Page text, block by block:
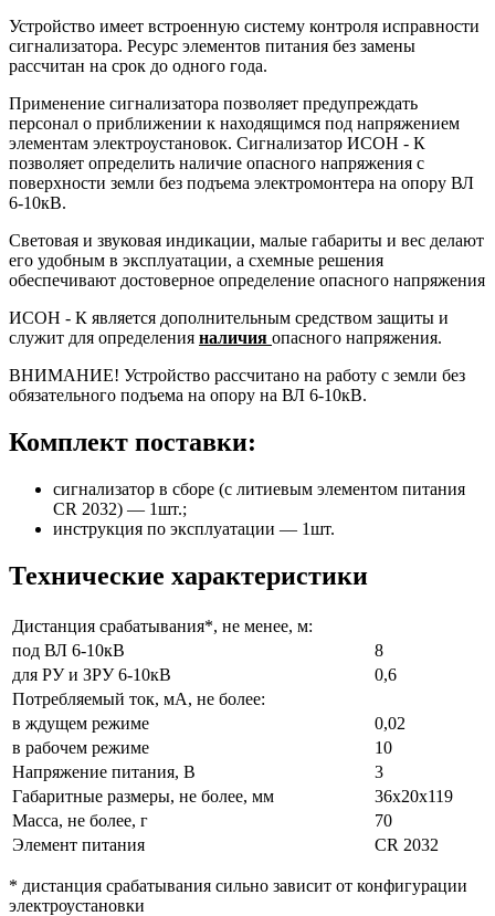
Устройство имеет встроенную систему контроля исправности
сигнализатора. Ресурс элементов питания без замены
рассчитан на срок до одного года.
Применение сигнализатора позволяет предупреждать
персонал о приближении к находящимся под напряжением
элементам электроустановок. Сигнализатор ИСОН - К
позволяет определить наличие опасного напряжения с
поверхности земли без подъема электромонтера на опору ВЛ
6-10кВ.
Световая и звуковая индикации, малые габариты и вес делают
его удобным в эксплуатации, а схемные решения
обеспечивают достоверное определение опасного напряжения
ИСОН - К является дополнительным средством защиты и
служит для определения наличия опасного напряжения.
ВНИМАНИЕ! Устройство рассчитано на работу с земли без
обязательного подъема на опору на ВЛ 6-10кВ.
Комплект поставки:
сигнализатор в сборе (с литиевым элементом питания
CR 2032) — 1шт.;
инструкция по эксплуатации — 1шт.
Технические характеристики
Дистанция срабатывания*, не менее, м:
под ВЛ 6-10кВ
8
для РУ и ЗРУ 6-10кВ
0,6
Потребляемый ток, мА, не более:
в ждущем режиме
0,02
в рабочем режиме
10
Напряжение питания, В
3
Габаритные размеры, не более, мм
36х20х119
Масса, не более, г
70
Элемент питания
CR 2032
* дистанция срабатывания сильно зависит от конфигурации
электроустановки